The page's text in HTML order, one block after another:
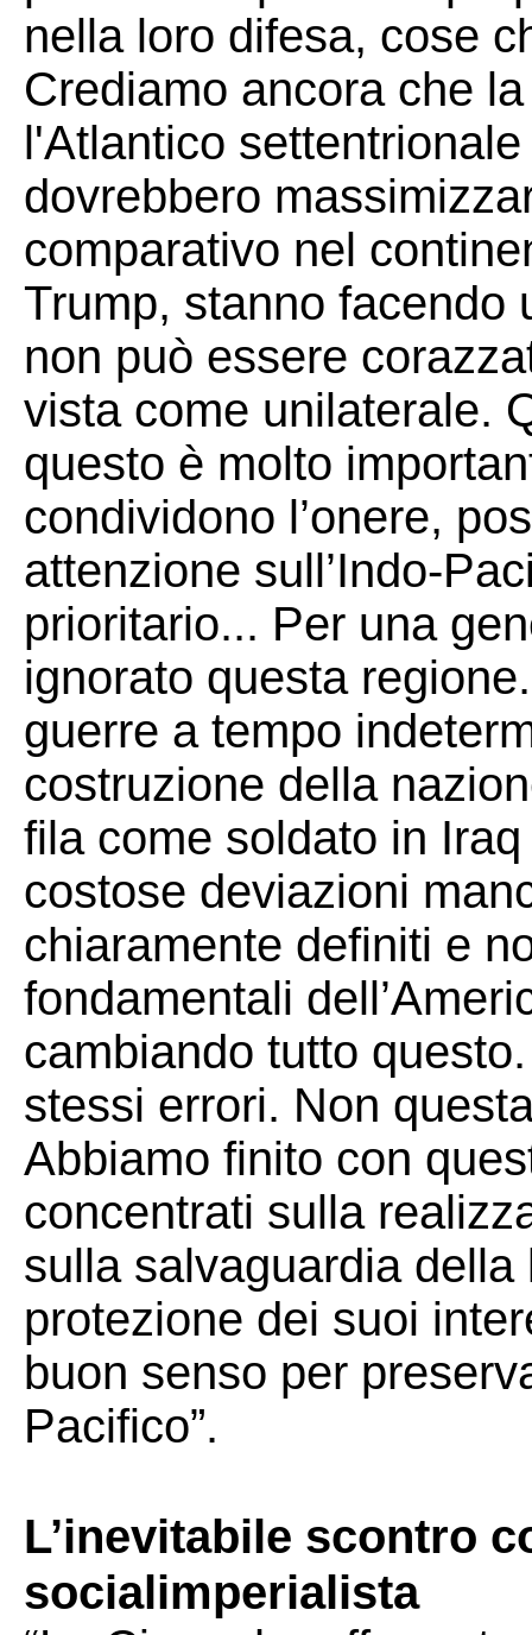
nella loro difesa, cose
Crediamo ancora che
l'Atlantico
dovrebbero
comparativo nel
Trump, stanno facendo
non può essere
vista come unilaterale.
questo è molto
condividono l’onere,
attenzione sull’Indo-
prioritario... Per una
ignorato questa
guerre a tempo
costruzione della
fila come soldato in
costose deviazioni
chiaramente definiti e
fondamentali
cambiando tutto
stessi errori. Non
Abbiamo finito con
concentrati sulla
sulla salvaguardia
protezione dei suoi
buon senso per
Pacifico”.
L’inevitabile scontro
socialimperialista